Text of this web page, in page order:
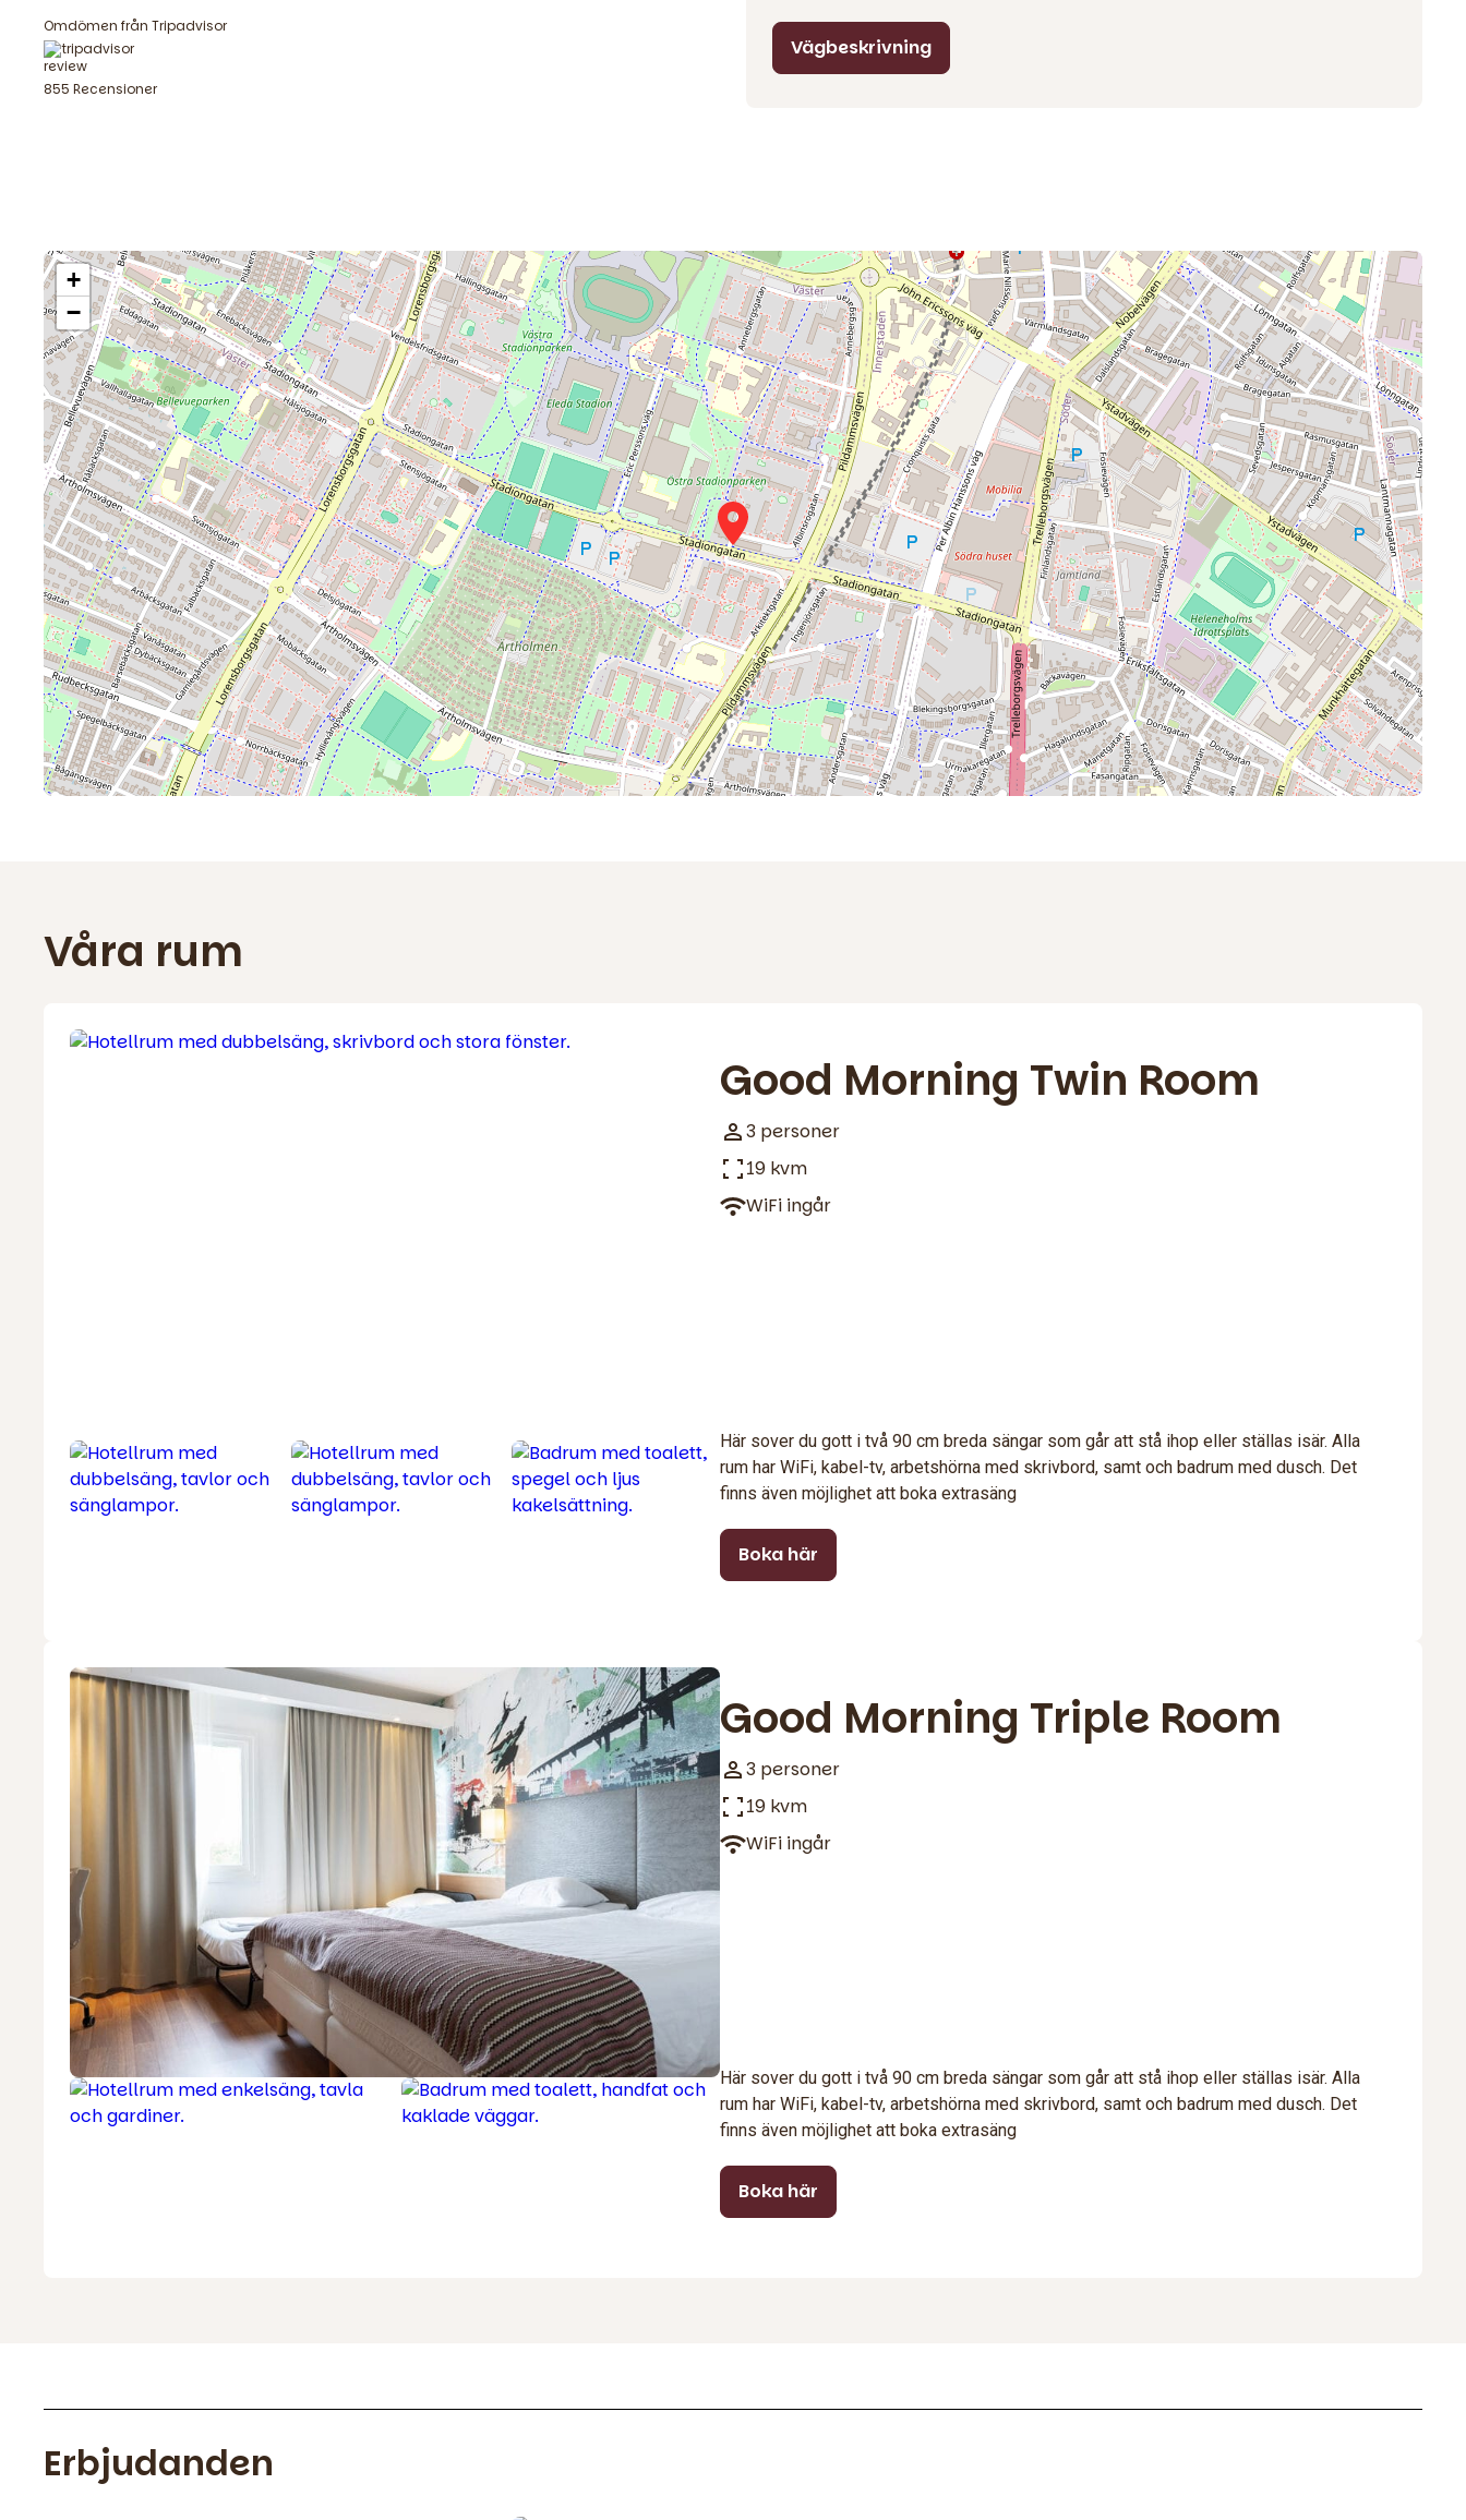
Frukostbuffé ingår alltid i din vistelse hos oss – en god start på dagen med något för
alla smaker.
Omdömen från Tripadvisor
855 Recensioner
Vägbeskrivning
+
−
Våra rum
Good Morning Twin Room
3 personer
19 kvm
WiFi ingår
Här sover du gott i två 90 cm breda sängar som går att stå ihop eller ställas isär. Alla
rum har WiFi, kabel-tv, arbetshörna med skrivbord, samt och badrum med dusch. Det
finns även möjlighet att boka extrasäng
Boka här
Good Morning Triple Room
3 personer
19 kvm
WiFi ingår
Här sover du gott i två 90 cm breda sängar som går att stå ihop eller ställas isär. Alla
rum har WiFi, kabel-tv, arbetshörna med skrivbord, samt och badrum med dusch. Det
finns även möjlighet att boka extrasäng
Boka här
Erbjudanden